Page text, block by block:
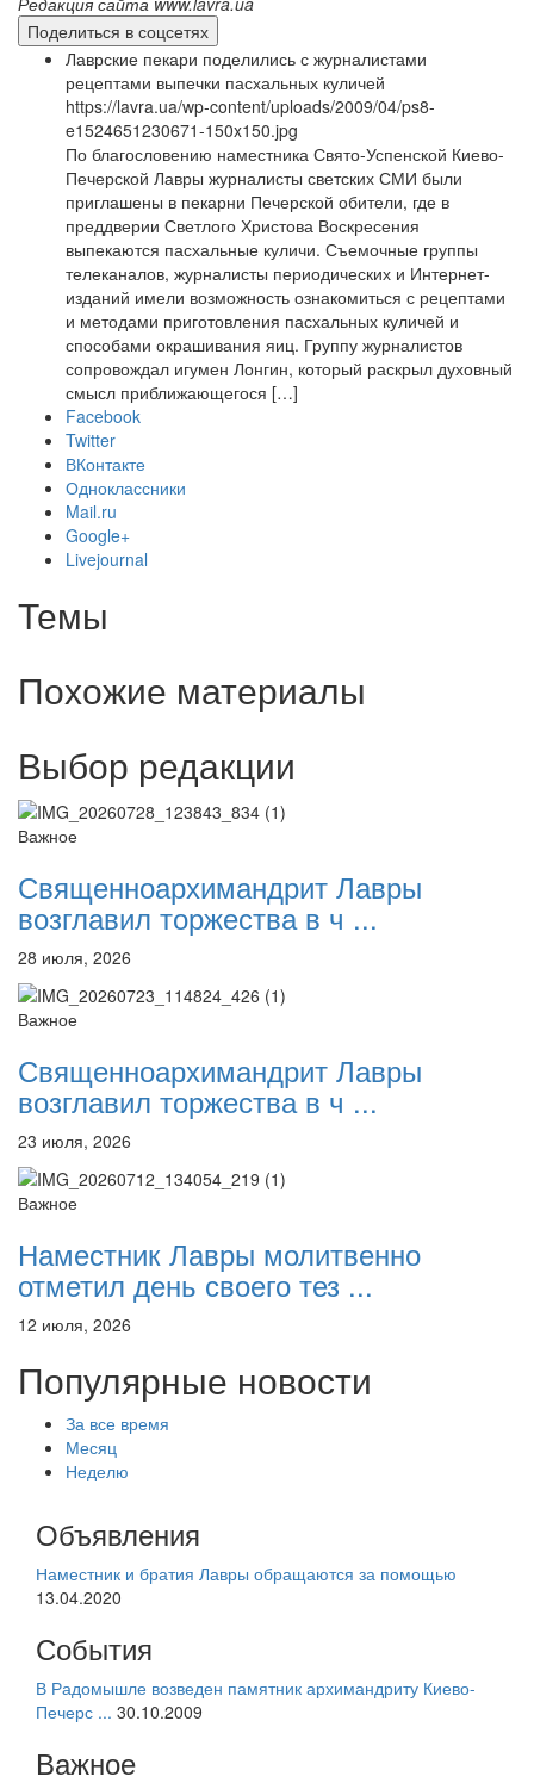
Поделиться в соцсетях
Лаврские пекари поделились с журналистами
рецептами выпечки пасхальных куличей
https://lavra.ua/wp-content/uploads/2009/04/ps8-
e1524651230671-150x150.jpg
По благословению наместника Свято-Успенской Киево-
Печерской Лавры журналисты светских СМИ были
приглашены в пекарни Печерской обители, где в
преддверии Светлого Христова Воскресения
выпекаются пасхальные куличи. Съемочные группы
телеканалов, журналисты периодических и Интернет-
изданий имели возможность ознакомиться с рецептами
и методами приготовления пасхальных куличей и
способами окрашивания яиц. Группу журналистов
сопровождал игумен Лонгин, который раскрыл духовный
смысл приближающегося […]
Facebook
Twitter
ВКонтакте
Одноклассники
Mail.ru
Google+
Livejournal
Темы
Похожие материалы
Выбор редакции
Важное
Священноархимандрит Лавры
возглавил торжества в ч ...
28 июля, 2026
Важное
Священноархимандрит Лавры
возглавил торжества в ч ...
23 июля, 2026
Важное
Наместник Лавры молитвенно
отметил день своего тез ...
12 июля, 2026
Популярные новости
За все время
Месяц
Неделю
Объявления
Наместник и братия Лавры обращаются за помощью
13.04.2020
События
В Радомышле возведен памятник архимандриту Киево-
Печерс ... 30.10.2009
Важное